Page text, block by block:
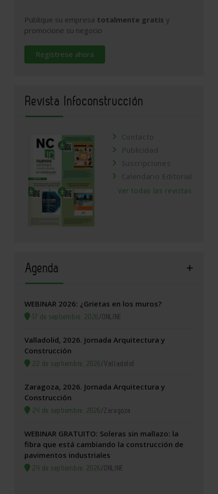
Publique su empresa totalmente gratis y
promocione su negocio
Regístrese ahora
Revista Infoconstrucción
Contacto
Publicidad
Suscripciones
Calendario Editorial
Ver todas las revistas
Agenda
WEBINAR 2026: ¿Grietas en los muros?
17 de septiembre, 2026/ONLINE
Valladolid, 2026. Jornada Arquitectura y
Construcción
22 de septiembre, 2026/Valladolid
Zaragoza, 2026. Jornada Arquitectura y
Construcción
24 de septiembre, 2026/Zaragoza
WEBINAR GRATUITO: Soleras sin mallazo: la
fibra que está cambiando la construcción de
pavimentos industriales
24 de septiembre, 2026/ONLINE